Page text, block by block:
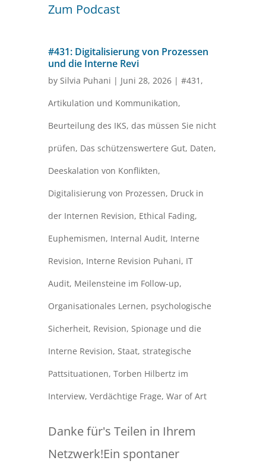
Zum Podcast
#431: Digitalisierung von Prozessen
und die Interne Revi
by Silvia Puhani | Juni 28, 2026| #431 ,
Artikulation und Kommunikation,
Beurteilung des IKS, das müssen Sie nicht
prüfen, Das schützenswertere Gut, Daten,
Deeskalation von Konflikten,
Digitalisierung von Prozessen, Druck in
der Internen Revision, Ethical Fading,
Euphemismen, Internal Audit, Interne
Revision, Interne Revision Puhani, IT
Audit, Meilensteine im Follow-up,
Organisationales Lernen, psychologische
Sicherheit, Revision, Spionage und die
Interne Revision, Staat, strategische
Pattsituationen, Torben Hilbertz im
Interview, Verdächtige Frage, War of Art
Danke für's Teilen in Ihrem
Netzwerk!Ein spontaner